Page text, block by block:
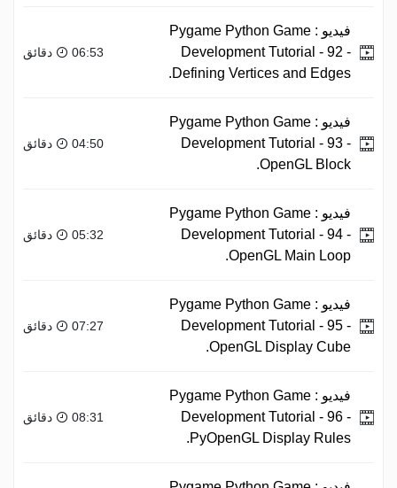
فيديو : Pygame Python Game
Development Tutorial - 92 -
Defining Vertices and Edges.
06:53 دقائق
فيديو : Pygame Python Game
Development Tutorial - 93 -
OpenGL Block.
04:50 دقائق
فيديو : Pygame Python Game
Development Tutorial - 94 -
OpenGL Main Loop.
05:32 دقائق
فيديو : Pygame Python Game
Development Tutorial - 95 -
OpenGL Display Cube.
07:27 دقائق
فيديو : Pygame Python Game
Development Tutorial - 96 -
PyOpenGL Display Rules.
08:31 دقائق